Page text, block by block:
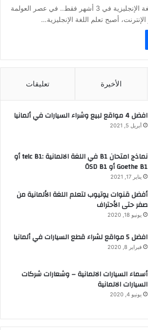
أفضل تطبيق لإتقان اللغة الإنجليزية في 3 أشهر فقط.. في عصر العولمة
أصبح تعلم اللغة الإنجليزية…
الأخيرة تعليقات
افضل 4 مواقع لبيع وشراء السيارات في ألمانيا
أبريل 5, 2021
نماذج امتحان B1 في اللغة الالمانية :telc B1 أو
Goethe B1 أو ÖSD B1
يناير 17, 2021
أفضل قنوات يوتيوب لتعلم اللغة الألمانية من
صفر حتى الأحتراف
يونيو 18, 2020
افضل 5 مواقع لشراء قطع السيارات في ألمانيا
فبراير 8, 2020
أسماء السيارات الالمانية – وشعارات شركات
السيارات الالمانية
يونيو 4, 2020